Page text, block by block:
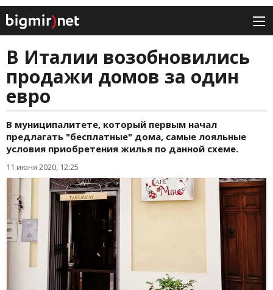
В Италии возобновились
продажи домов за один
евро
В муниципалитете, который первым начал
предлагать "бесплатные" дома, самые лояльные
условия приобретения жилья по данной схеме.
11 июня 2020, 12:25